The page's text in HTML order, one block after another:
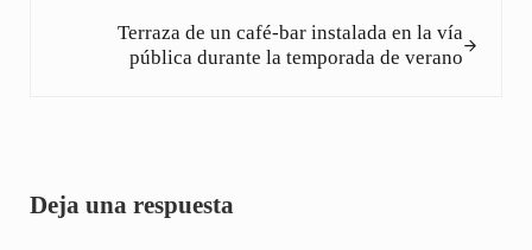
Terraza de un café-bar instalada en la vía
pública durante la temporada de verano
Deja una respuesta